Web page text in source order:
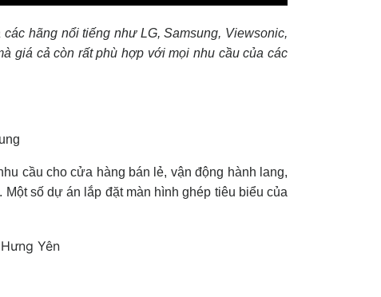
hãng nổi tiếng như LG, Samsung, Viewsonic,
giá cả còn rất phù hợp với mọi nhu cầu của các
cầu cho cửa hàng bán lẻ, vận động hành lang,
số dự án lắp đặt màn hình ghép tiêu biểu của